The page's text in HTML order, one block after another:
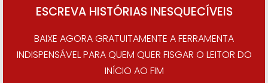
ESCREVA HISTÓRIAS INESQUECÍVEIS
BAIXE AGORA GRATUITAMENTE A FERRAMENTA
INDISPENSÁVEL PARA QUEM QUER FISGAR O LEITOR DO
INÍCIO AO FIM